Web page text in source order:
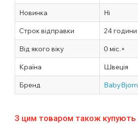
Новинка Ні
Строк відправки 24 години
Від якого віку 0 міс.+
Країна Швеція
Бренд BabyBjorn
З цим товаром також купують